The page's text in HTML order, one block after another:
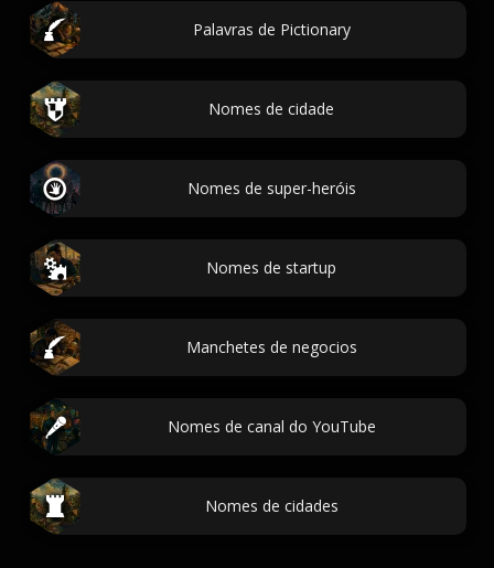
Palavras de Pictionary
Nomes de cidade
Nomes de super-heróis
Nomes de startup
Manchetes de negocios
Nomes de canal do YouTube
Nomes de cidades